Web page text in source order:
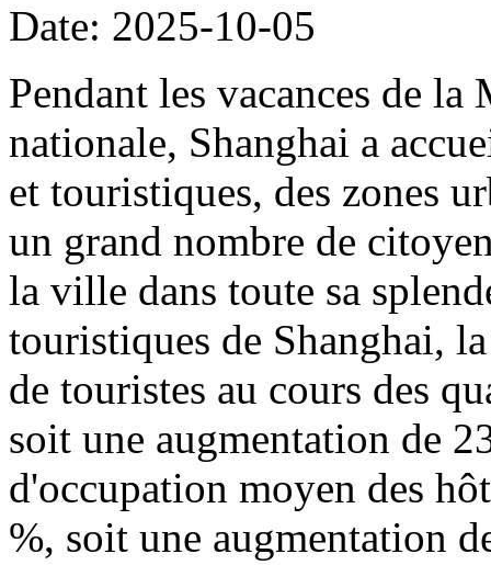
Date: 2025-10-05
Pendant les vacances de
nationale, Shanghai a
et touristiques, des zones
un grand nombre de
la ville dans toute sa
touristiques de Shanghai,
de touristes au cours des
soit une augmentation de
d'occupation moyen des
%, soit une augmentation